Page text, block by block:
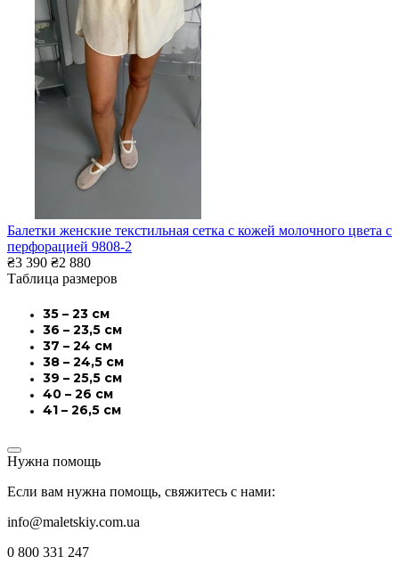
Балетки женские текстильная сетка с кожей молочного цвета с
перфорацией 9808-2
₴3 390 ₴2 880
Таблица размеров
35 – 23 см
36 – 23,5 см
37 – 24 см
38 – 24,5 см
39 – 25,5 см
40 – 26 см
41 – 26,5 см
Нужна помощь
Если вам нужна помощь, свяжитесь с нами:
info@maletskiy.com.ua
0 800 331 247